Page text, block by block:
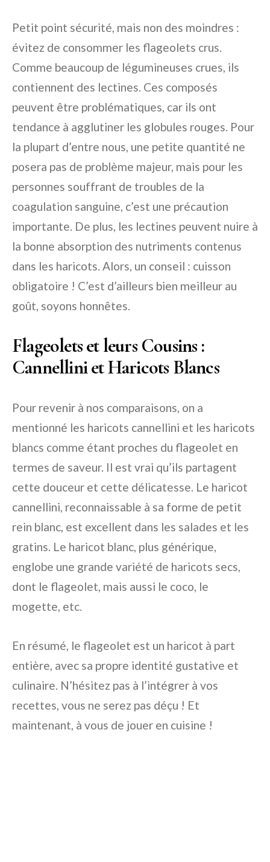
Petit point sécurité, mais non des moindres :
évitez de consommer les flageolets crus.
Comme beaucoup de légumineuses crues, ils
contiennent des lectines. Ces composés
peuvent être problématiques, car ils ont
tendance à agglutiner les globules rouges. Pour
la plupart d’entre nous, une petite quantité ne
posera pas de problème majeur, mais pour les
personnes souffrant de troubles de la
coagulation sanguine, c’est une précaution
importante. De plus, les lectines peuvent nuire à
la bonne absorption des nutriments contenus
dans les haricots. Alors, un conseil : cuisson
obligatoire ! C’est d’ailleurs bien meilleur au
goût, soyons honnêtes.
Flageolets et leurs Cousins :
Cannellini et Haricots Blancs
Pour revenir à nos comparaisons, on a
mentionné les haricots cannellini et les haricots
blancs comme étant proches du flageolet en
termes de saveur. Il est vrai qu’ils partagent
cette douceur et cette délicatesse. Le haricot
cannellini, reconnaissable à sa forme de petit
rein blanc, est excellent dans les salades et les
gratins. Le haricot blanc, plus générique,
englobe une grande variété de haricots secs,
dont le flageolet, mais aussi le coco, le
mogette, etc.
En résumé, le flageolet est un haricot à part
entière, avec sa propre identité gustative et
culinaire. N’hésitez pas à l’intégrer à vos
recettes, vous ne serez pas déçu ! Et
maintenant, à vous de jouer en cuisine !